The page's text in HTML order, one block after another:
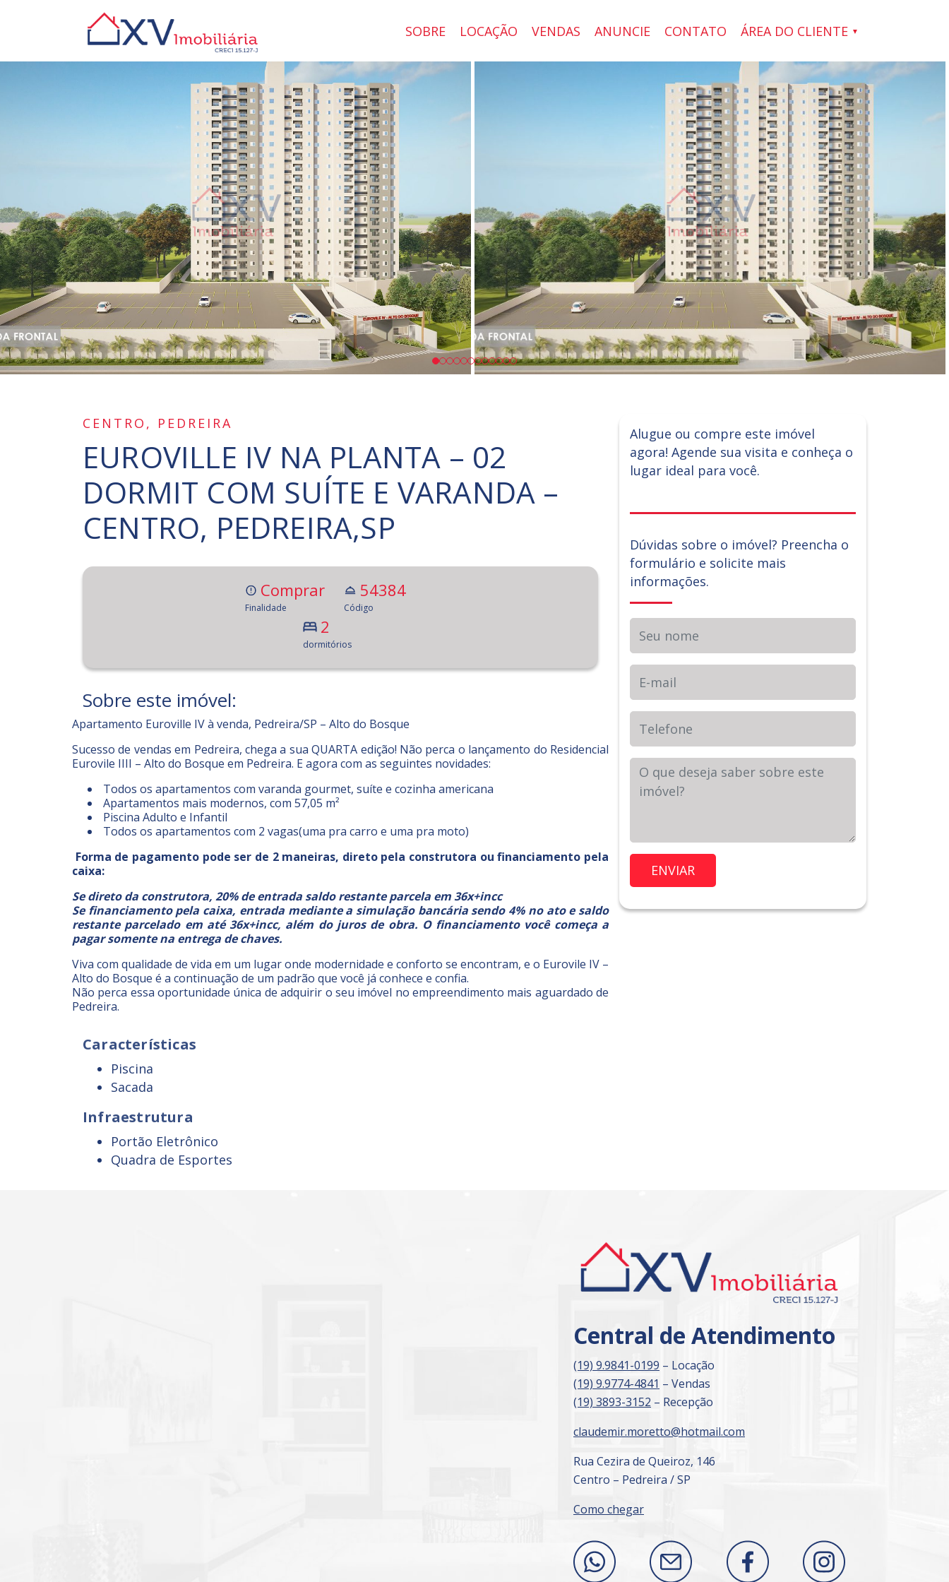
SOBRE LOCAÇÃO VENDAS ANUNCIE CONTATO ÁREA DO CLIENTE
CENTRO, PEDREIRA
EUROVILLE IV NA PLANTA – 02
DORMIT COM SUÍTE E VARANDA –
CENTRO, PEDREIRA,SP
Comprar
Finalidade
54384
Código
2
dormitórios
Sobre este imóvel:
Apartamento Euroville IV à venda, Pedreira/SP – Alto do Bosque
Sucesso de vendas em Pedreira, chega a sua QUARTA edição! Não perca o lançamento do Residencial
Eurovile IIII – Alto do Bosque em Pedreira. E agora com as seguintes novidades:
Todos os apartamentos com varanda gourmet, suíte e cozinha americana
Apartamentos mais modernos, com 57,05 m²
Piscina Adulto e Infantil
Todos os apartamentos com 2 vagas(uma pra carro e uma pra moto)
Forma de pagamento pode ser de 2 maneiras, direto pela construtora ou financiamento pela
caixa:
Se direto da construtora, 20% de entrada saldo restante parcela em 36x+incc
Se financiamento pela caixa, entrada mediante a simulação bancária sendo 4% no ato e saldo
restante parcelado em até 36x+incc, além do juros de obra. O financiamento você começa a
pagar somente na entrega de chaves.
Viva com qualidade de vida em um lugar onde modernidade e conforto se encontram, e o Eurovile IV –
Alto do Bosque é a continuação de um padrão que você já conhece e confia.
Não perca essa oportunidade única de adquirir o seu imóvel no empreendimento mais aguardado de
Pedreira.
Características
Piscina
Sacada
Infraestrutura
Portão Eletrônico
Quadra de Esportes
Alugue ou compre este imóvel
agora! Agende sua visita e conheça o
lugar ideal para você.
Dúvidas sobre o imóvel? Preencha o
formulário e solicite mais
informações.
Telefone
Sua Mensagem
Imóvel de Interesse
Central de Atendimento
(19) 9.9841-0199 – Locação
(19) 9.9774-4841 – Vendas
(19) 3893-3152 – Recepção
claudemir.moretto@hotmail.com
Rua Cezira de Queiroz, 146
Centro – Pedreira / SP
Como chegar